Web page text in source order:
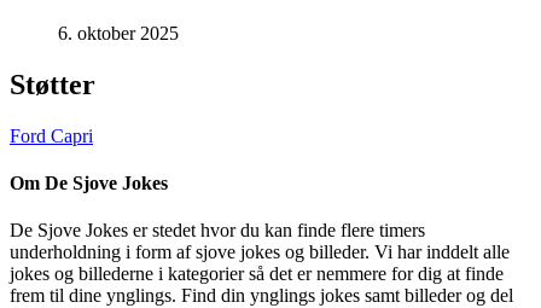
6. oktober 2025
Støtter
Ford Capri
Om De Sjove Jokes
De Sjove Jokes er stedet hvor du kan finde flere timers
underholdning i form af sjove jokes og billeder. Vi har inddelt alle
jokes og billederne i kategorier så det er nemmere for dig at finde
frem til dine ynglings. Find din ynglings jokes samt billeder og del